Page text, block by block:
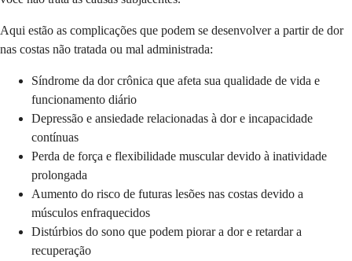
Aqui estão as complicações que podem se desenvolver a partir de dor
nas costas não tratada ou mal administrada:
Síndrome da dor crônica que afeta sua qualidade de vida e
funcionamento diário
Depressão e ansiedade relacionadas à dor e incapacidade
contínuas
Perda de força e flexibilidade muscular devido à inatividade
prolongada
Aumento do risco de futuras lesões nas costas devido a
músculos enfraquecidos
Distúrbios do sono que podem piorar a dor e retardar a
recuperação